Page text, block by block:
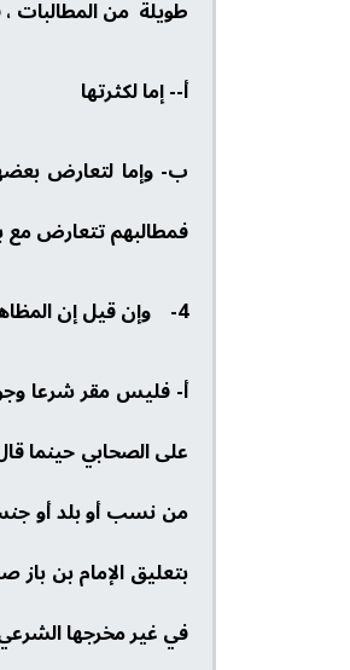
طويلة من المطالبات
أ‌-- إما لكثرتها
ب‌- وإما لتعارض
فمطالبهم تتعارض
4- وإن قيل إن المظاهرات قامت بها جماعات وأحزاب ، فيقال عنها مثل ما قيل عن الأول ، فالجماعات والأحزاب :
أ- فليس مقر شرعا
على الصحابي حينما
في غير مخرجها الشرعي